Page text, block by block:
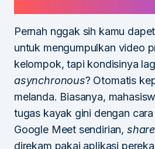
Pernah nggak sih kamu
untuk mengumpulkan video
kelompok, tapi kondisinya
asynchronous? Otomatis
melanda. Biasanya,
tugas kayak gini dengan
Google Meet sendirian,
direkam pakai aplikasi